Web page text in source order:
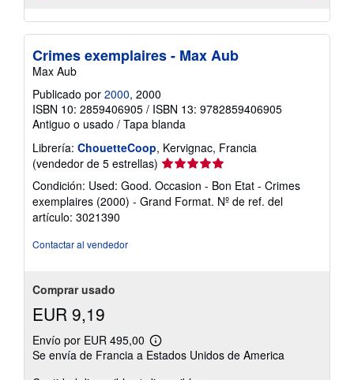
Crimes exemplaires - Max Aub
Max Aub
Publicado por 2000, 2000
ISBN 10: 2859406905 / ISBN 13: 9782859406905
Antiguo o usado / Tapa blanda
Librería: ChouetteCoop, Kervignac, Francia
(vendedor de 5 estrellas) Calificación
del
vendedor:
5
Condición: Used: Good. Occasion - Bon Etat - Crimes
exemplaires (2000) - Grand Format. Nº de ref. del
artículo: 3021390
Contactar al vendedor
Comprar usado
EUR 9,19
Envío por EUR 495,00
Más
información
Se envía de Francia a Estados Unidos de America